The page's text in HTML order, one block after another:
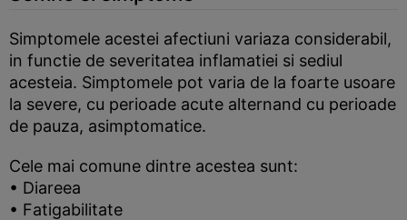
Simptomele acestei afectiuni variaza considerabil,
in functie de severitatea inflamatiei si sediul
acesteia. Simptomele pot varia de la foarte usoare
la severe, cu perioade acute alternand cu perioade
de pauza, asimptomatice.
Cele mai comune dintre acestea sunt:
• Diareea
• Fatigabilitate